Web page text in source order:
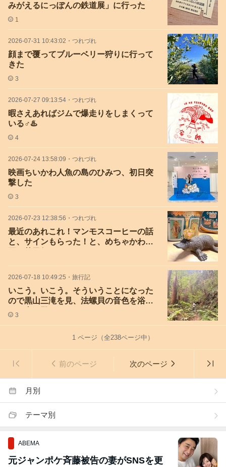
みがえるにっぽんの鉄道展」に行った
1
2026-07-31 10:43:02 ・ つれづれ
顔まで覆ってブルーベリー狩りに行って
きた
3
2026-07-27 09:13:54 ・ つれづれ
暇さえあればジムで爆走りをしまくって
いる♂️♨️
4
2026-07-24 13:58:09 ・ つれづれ
映画ちいかわ人魚の島のひみつ、初日突
撃した
3
2026-07-23 12:38:56 ・ つれづれ
最近のあれこれ！マンモスコーヒーの話
と、サインもらった！と、めちゃかわ王
2026-07-18 10:49:25 ・ 旅行記
いこう。いこう。そういうことになった
ので黒山三滝を見、法螺貝の音色を浴び
て、山を登りに
3
1 ページ（全238ページ中）
前のページ 次のページ
月別
テーマ別
ABEMA
元ジャンポケ斉藤被告の妻がSNSを更